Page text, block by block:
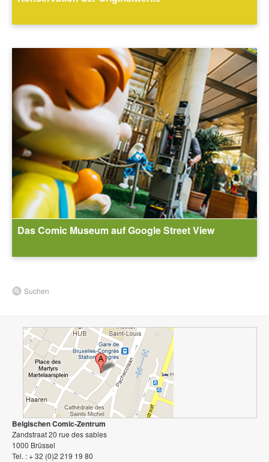
Das Comic Museum auf Google Street View
Suchen
Belgischen Comic-Zentrum
Zandstraat 20 rue des sables
1000 Brüssel
Tel. : + 32 (0)2 219 19 80